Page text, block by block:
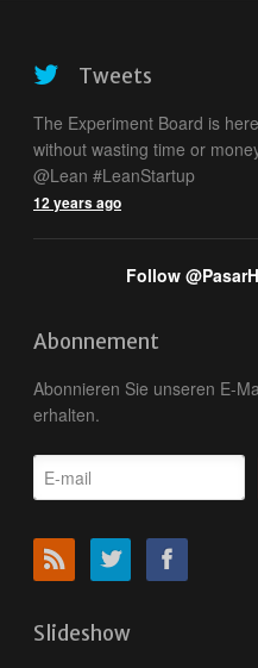
Tweets
The Experiment Board is
without wasting time or
@Lean #LeanStartup
12 years ago
Follow
Abonnement
Abonnieren Sie unseren E-
erhalten.
Slideshow